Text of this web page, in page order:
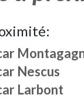
Nescus
Larbont